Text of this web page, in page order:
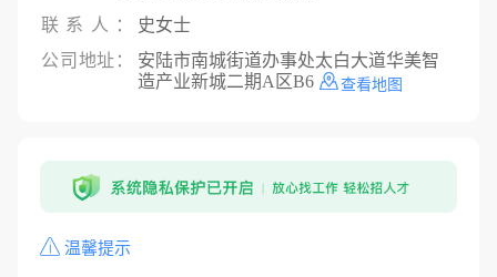
联系人：
史女士
公司地址：
安陆市南城街道办事处太白大道华美智
造产业新城二期A区B6
查看地图
温馨提示